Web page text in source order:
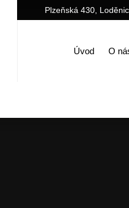
Plzeňská 430,
Úvod O